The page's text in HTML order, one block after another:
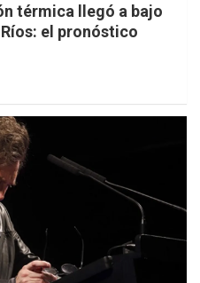
térmica llegó a bajo
el pronóstico